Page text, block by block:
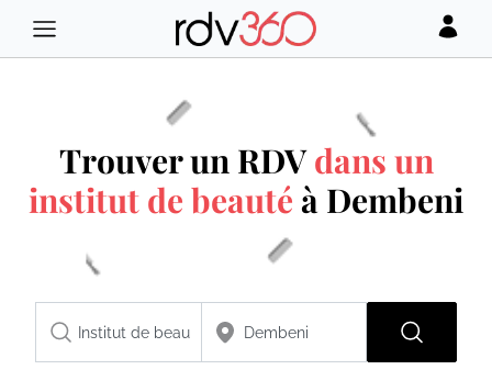
Trouver un RDVdans un
institut de beauté à Dembeni